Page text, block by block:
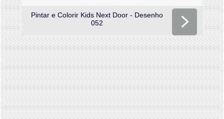
Pintar e Colorir Kids Next Door - Desenho
052